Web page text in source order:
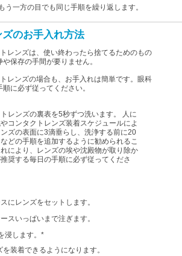
もう一方の目でも同じ手順を繰り返します。
のお手入れ方法
レンズは、使い終わったら捨てるためのもの
保存の手間が要りません。
レンズの場合も、お手入れは簡単です。眼科
に必ず従ってください。
レンズの裏表を5秒ずつ洗います。 人に
コンタクトレンズ装着スケジュールによ
ズの表面に3滴垂らし、洗浄する前に20
どの手順を追加するように勧められるこ
により、レンズの埃や沈殿物が取り除か
奨する毎日の手順に必ず従ってくださ
にレンズをセットします。
スいっぱいまで注ぎます。
浸します。*
装着できるようになります。